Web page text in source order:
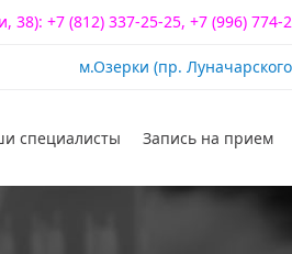
38): +7 (812) 337-25-25, +7 (996) 774-
м.Озерки (пр.
специалисты Запись на прием